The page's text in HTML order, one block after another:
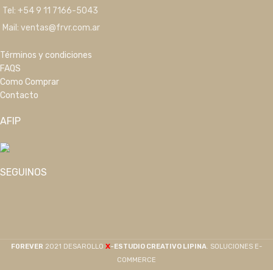
Tel: +54 9 11 7166-5043
Mail: ventas@frvr.com.ar
Términos y condiciones
FAQS
Como Comprar
Contacto
AFIP
SEGUINOS
F0REVER 2021 DESAROLLO X-ESTUDIO CREATIVO LIPINA. SOLUCIONES E-
COMMERCE